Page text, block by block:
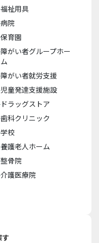
福祉用具
病院
保育園
障がい者グループホー
ム
障がい者就労支援
児童発達支援施設
ドラッグストア
歯科クリニック
学校
養護老人ホーム
整骨院
介護医療院